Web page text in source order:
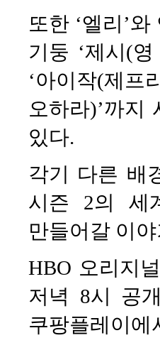
또한 ‘엘리’
기둥 ‘제시(
‘아이작(제
오하라)’까지
있다.
각기 다른 배
시즌 2의 세
만들어갈 이
HBO 오리지
저녁 8시 공
쿠팡플레이에